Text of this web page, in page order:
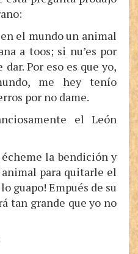
el mundo un animal
a toos; si nu’es por
Por eso es que yo,
me hey tenío
por no dame.
el León
la bendición y
animal para quitarle el
guapo! Empués de su
tan grande que yo no